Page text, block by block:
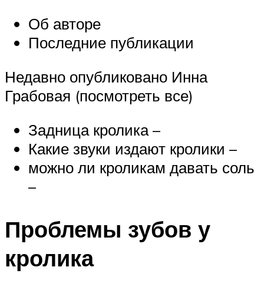
Об авторе
Последние публикации
Недавно опубликовано Инна
Грабовая (посмотреть все)
Задница кролика –
Какие звуки издают кролики –
можно ли кроликам давать соль
–
Проблемы зубов у
кролика